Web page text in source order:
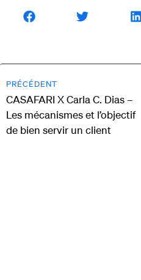
PRÉCÉDENT
CASAFARI X Carla C. Dias –
Les mécanismes et l’objectif
de bien servir un client